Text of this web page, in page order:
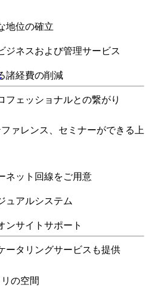
地位の確立
ジネスおよび管理サービス
諸経費の削減
フェッショナルとの繋がり
ァレンス、セミナーができる上
ネット回線をご用意
ュアルシステム
ンサイトサポート
ータリングサービスも提供
の空間